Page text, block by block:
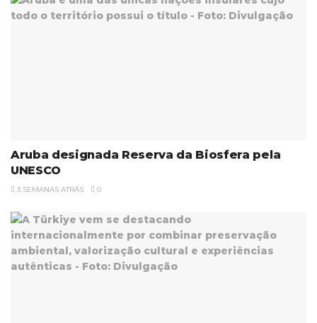
Aruba designada Reserva da Biosfera pela
UNESCO
3 SEMANAS ATRÁS 0